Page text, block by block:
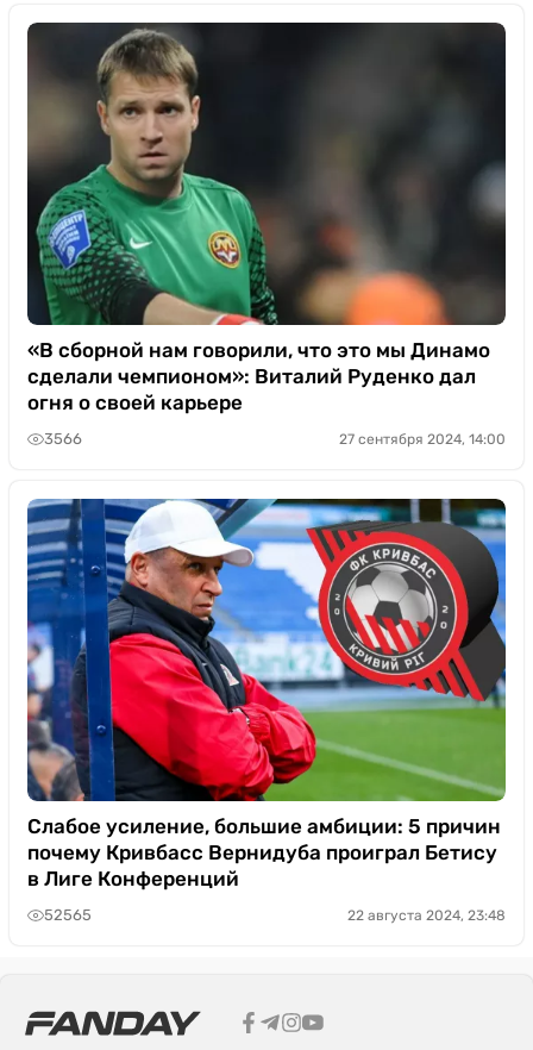
«В сборной нам говорили, что это мы Динамо
сделали чемпионом»: Виталий Руденко дал
огня о своей карьере
3566 27 сентября 2024, 14:00
Слабое усиление, большие амбиции: 5 причин
почему Кривбасс Вернидуба проиграл Бетису
в Лиге Конференций
52565 22 августа 2024, 23:48